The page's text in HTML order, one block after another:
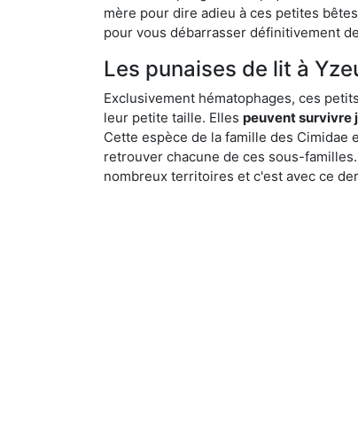
mère pour dire adieu à ces petites
pour vous débarrasser définitivement
Les punaises de lit à
Exclusivement hématophages, ces
leur petite taille. Elles peuvent survivre
Cette espèce de la famille des
retrouver chacune de ces sous-
nombreux territoires et c'est avec ce